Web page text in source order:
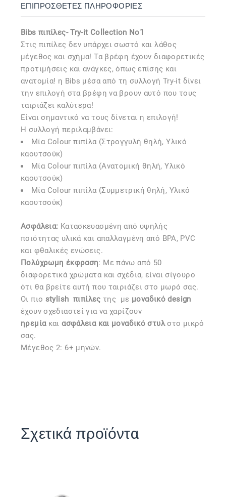
ΕΠΙΠΡΌΣΘΕΤΕΣ ΠΛΗΡΟΦΟΡΊΕΣ
Bibs πιπίλες- Try-it Collection No1
Στις πιπίλες δεν υπάρχει σωστό και λάθος
μέγεθος και σχήμα! Τα βρέφη έχουν διαφορετικές
προτιμήσεις και ανάγκες, όπως επίσης και
ανατομία! η Bibs μέσα από τη συλλογή Try-it δίνει
την επιλογή στα βρέφη να βρουν αυτό που τους
ταιριάζει καλύτερα!
Είναι σημαντικό να τους δίνεται η επιλογή!
Η συλλογή περιλαμβάνει:
Μία Colour πιπίλα (Στρογγυλή θηλή, Υλικό
καουτσούκ)
Μία Colour πιπίλα (Ανατομική θηλή, Υλικό
καουτσούκ)
Μία Colour πιπίλα (Συμμετρική θηλή, Υλικό
καουτσούκ)
Ασφάλεια: Kατασκευασμένη από υψηλής
ποιότητας υλικά και απαλλαγμένη από BPA, PVC
και φθαλικές ενώσεις.
Πολύχρωμη έκφραση: Με πάνω από 50
διαφορετικά χρώματα και σχέδια, είναι σίγουρο
ότι θα βρείτε αυτή που ταιριάζει στο μωρό σας.
Οι πιο stylish πιπίλες της με μοναδικό design
έχουν σχεδιαστεί για να χαρίζουν
ηρεμίακαιασφάλεια και μοναδικό στυλστο μικρό
σας.
Μέγεθος 2: 6+ μηνών.
Σχετικά προϊόντα